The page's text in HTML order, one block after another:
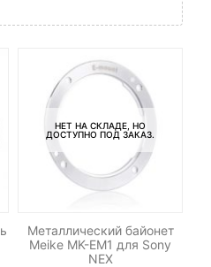
НЕТ НА СКЛАДЕ, НО
ДОСТУПНО ПОД ЗАКАЗ.
Металлический байонет
Meike MK-EM1 для Sony
NEX